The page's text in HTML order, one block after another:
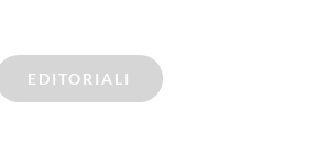
EDITORIALI